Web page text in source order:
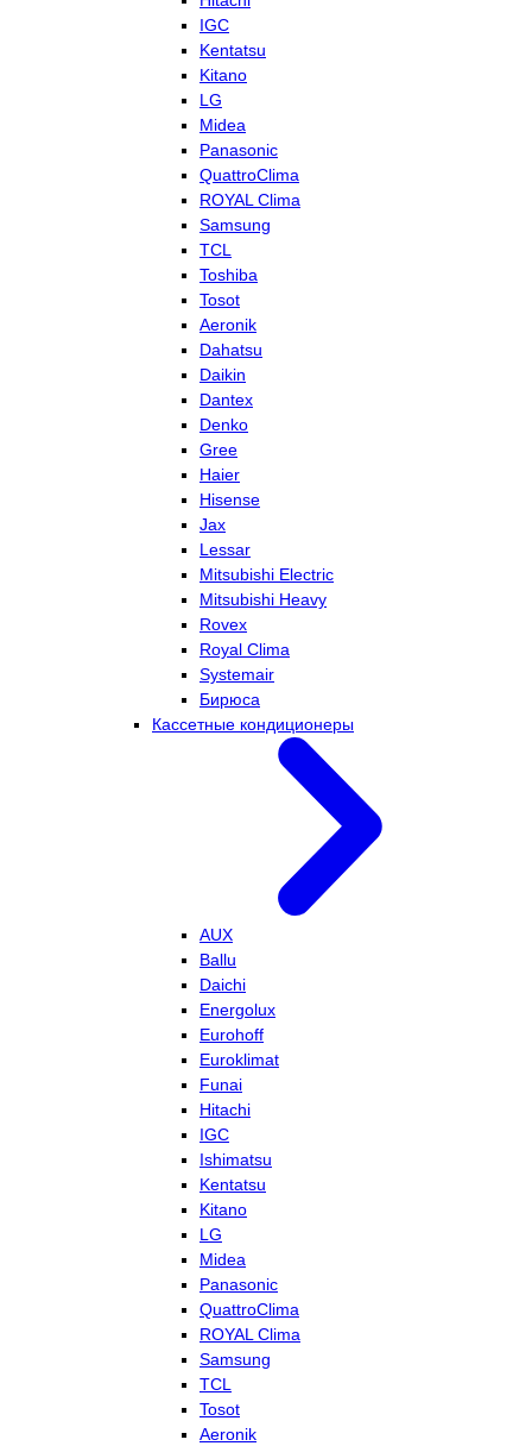
IGC
Kentatsu
Kitano
LG
Midea
Panasonic
QuattroClima
ROYAL Clima
Samsung
TCL
Toshiba
Tosot
Aeronik
Dahatsu
Daikin
Dantex
Denko
Gree
Haier
Hisense
Jax
Lessar
Mitsubishi Electric
Mitsubishi Heavy
Rovex
Royal Clima
Systemair
Бирюса
Кассетные кондиционеры
AUX
Ballu
Daichi
Energolux
Eurohoff
Euroklimat
Funai
Hitachi
IGC
Ishimatsu
Kentatsu
Kitano
LG
Midea
Panasonic
QuattroClima
ROYAL Clima
Samsung
TCL
Tosot
Aeronik